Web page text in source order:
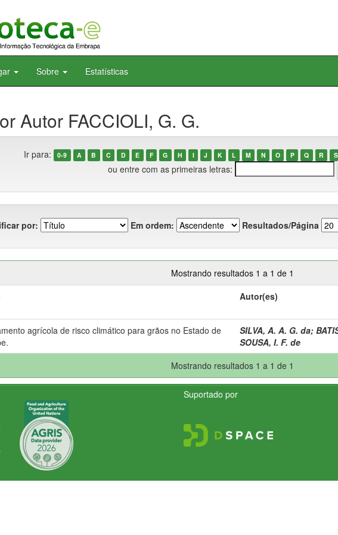
Sobre Estatísticas
Autor FACCIOLI, G. G.
Ir para: 0-9 A B C D E F G H I J K L M N O P Q R S
ou entre com as primeiras letras:
por: Em ordem: Resultados/Página
Mostrando resultados 1 a 1 de 1
Autor(es)
agrícola de risco climático para grãos no Estado de
SILVA, A. A. G. da;
SOUSA, I. F. de
Mostrando resultados 1 a 1 de 1
Suportado por